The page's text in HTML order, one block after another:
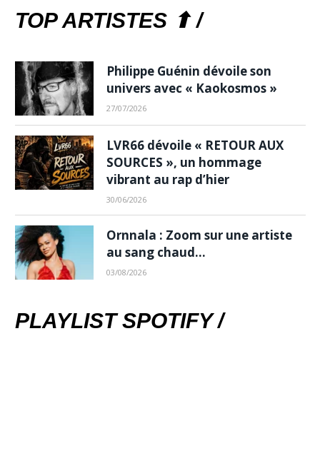
TOP ARTISTES ⬆ /
Philippe Guénin dévoile son
univers avec « Kaokosmos »
27/07/2026
LVR66 dévoile « RETOUR AUX
SOURCES », un hommage
vibrant au rap d’hier
30/06/2026
Ornnala : Zoom sur une artiste
au sang chaud…
03/08/2026
PLAYLIST SPOTIFY /